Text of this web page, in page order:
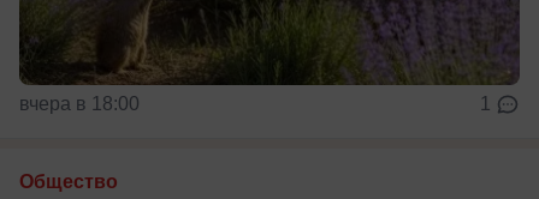
вчера в 18:00 1
Общество